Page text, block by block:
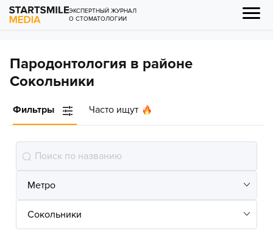
ЭКСПЕРТНЫЙ ЖУРНАЛ
О СТОМАТОЛОГИИ
Пародонтология в районе
Сокольники
Фильтры Часто ищут